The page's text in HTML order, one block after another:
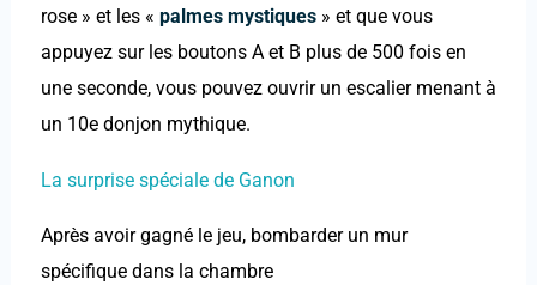
rose » et les « palmes mystiques» et que vous
appuyez sur les boutons A et B plus de 500 fois en
une seconde, vous pouvez ouvrir un escalier menant à
un 10e donjon mythique.
La surprise spéciale de Ganon
Après avoir gagné le jeu, bombarder un mur
spécifique dans la chambre